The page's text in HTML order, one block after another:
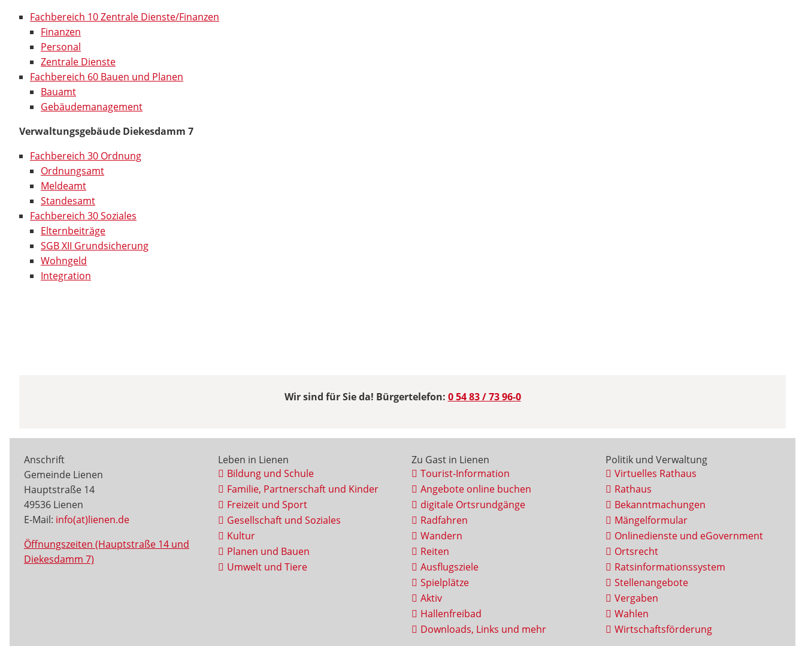
Fachbereich 10 Zentrale Dienste/Finanzen
Finanzen
Personal
Zentrale Dienste
Fachbereich 60 Bauen und Planen
Bauamt
Gebäudemanagement
Verwaltungsgebäude Diekesdamm 7
Fachbereich 30 Ordnung
Ordnungsamt
Meldeamt
Standesamt
Fachbereich 30 Soziales
Elternbeiträge
SGB XII Grundsicherung
Wohngeld
Integration
Wir sind für Sie da! Bürgertelefon: 0 54 83 / 73 96-0
Anschrift
Gemeinde Lienen
Hauptstraße 14
49536 Lienen
E-Mail: info(at)lienen.de
Öffnungszeiten (Hauptstraße 14 und
Diekesdamm 7)
Leben in Lienen
Bildung und Schule
Familie, Partnerschaft und Kinder
Freizeit und Sport
Gesellschaft und Soziales
Kultur
Planen und Bauen
Umwelt und Tiere
Zu Gast in Lienen
Tourist-Information
Angebote online buchen
digitale Ortsrundgänge
Radfahren
Wandern
Reiten
Ausflugsziele
Spielplätze
Aktiv
Hallenfreibad
Downloads, Links und mehr
Politik und Verwaltung
Virtuelles Rathaus
Rathaus
Bekanntmachungen
Mängelformular
Onlinedienste und eGovernment
Ortsrecht
Ratsinformationssystem
Stellenangebote
Vergaben
Wahlen
Wirtschaftsförderung